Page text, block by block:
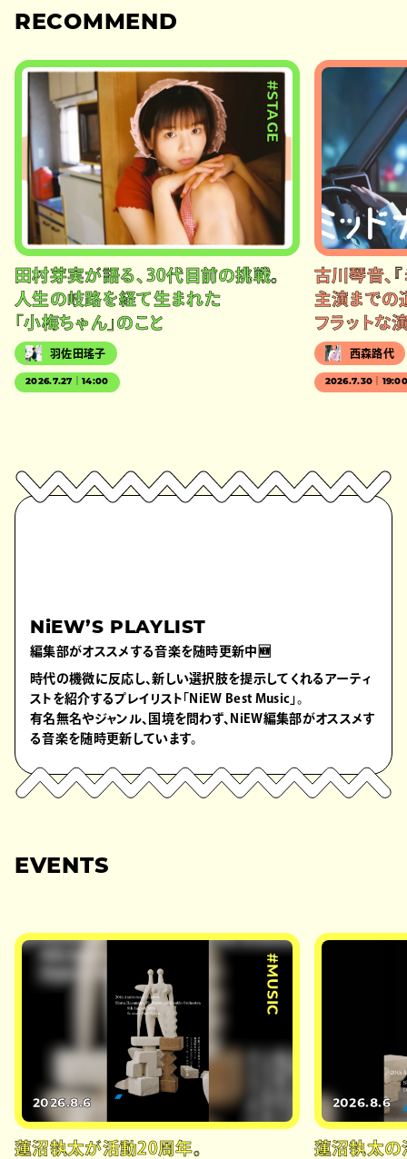
RECOMMEND
#STAGE
田村芽実が語る、30代目前の挑戦。
人生の岐路を経て生まれた
「小梅ちゃん」のこと
羽佐田瑤子
2026.7.27｜14:00
古川琴音、
主演までの
フラットな
西森路代
2026.7.30｜
NiEW’S PLAYLIST
編集部がオススメする音楽を随時更新中🆕
時代の機微に反応し、新しい選択肢を提示してくれるアーティ
ストを紹介するプレイリスト「NiEW Best Music」。
有名無名やジャンル、国境を問わず、NiEW編集部がオススメす
る音楽を随時更新しています。
EVENTS
#MUSIC
2026.8.6
蓮沼執太が活動20周年。
2026.8.6
蓮沼執太の